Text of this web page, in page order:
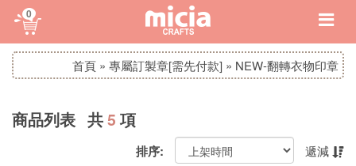
0
首頁 » 專屬訂製章[需先付款] » NEW-翻轉衣物印章
商品列表 共5 項
排序: 遞減